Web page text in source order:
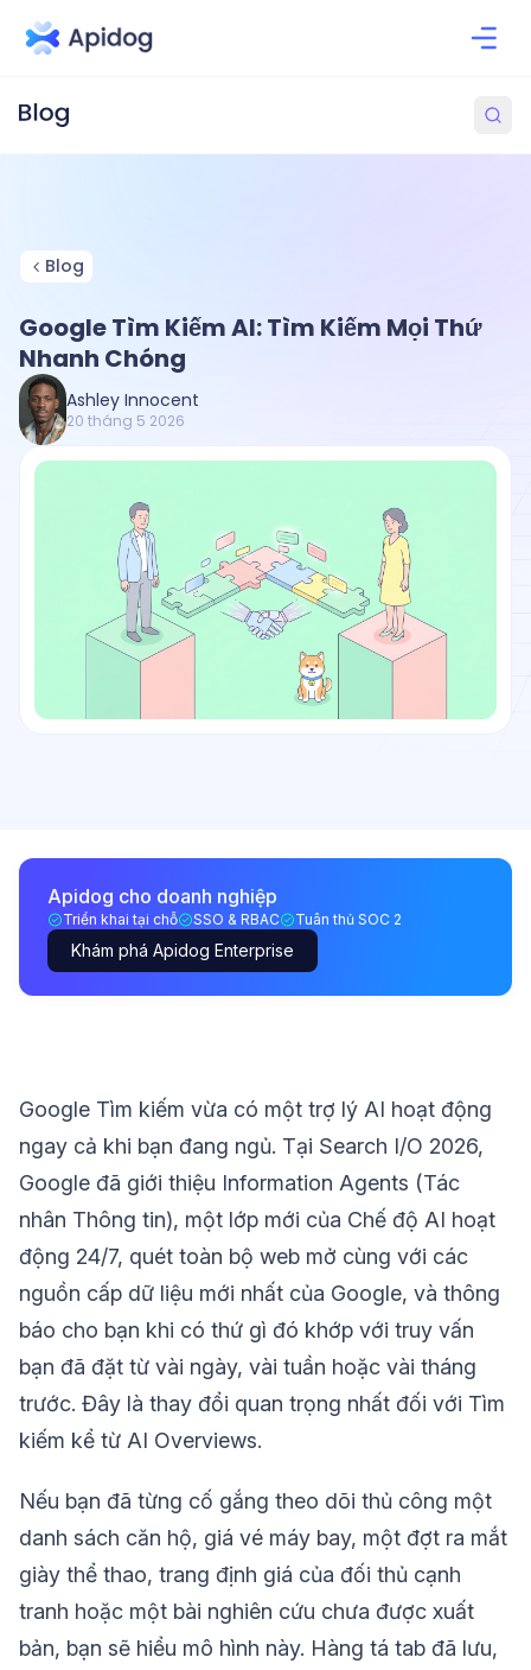
Blog
Google Tìm Kiếm AI: Tìm Kiếm Mọi Thứ
Nhanh Chóng
Ashley Innocent
20 tháng 5 2026
Apidog cho doanh nghiệp
Triển khai tại chỗ SSO & RBAC Tuân thủ SOC 2
Khám phá Apidog Enterprise
Google Tìm kiếm vừa có một trợ lý AI hoạt động
ngay cả khi bạn đang ngủ. Tại Search I/O 2026,
Google đã giới thiệu Information Agents (Tác
nhân Thông tin), một lớp mới của Chế độ AI hoạt
động 24/7, quét toàn bộ web mở cùng với các
nguồn cấp dữ liệu mới nhất của Google, và thông
báo cho bạn khi có thứ gì đó khớp với truy vấn
bạn đã đặt từ vài ngày, vài tuần hoặc vài tháng
trước. Đây là thay đổi quan trọng nhất đối với Tìm
kiếm kể từ AI Overviews.
Nếu bạn đã từng cố gắng theo dõi thủ công một
danh sách căn hộ, giá vé máy bay, một đợt ra mắt
giày thể thao, trang định giá của đối thủ cạnh
tranh hoặc một bài nghiên cứu chưa được xuất
bản, bạn sẽ hiểu mô hình này. Hàng tá tab đã lưu,